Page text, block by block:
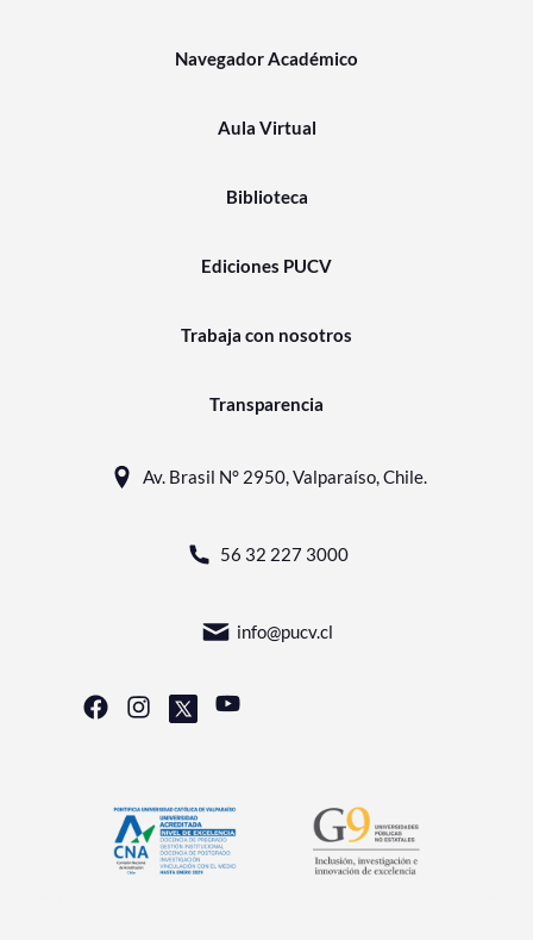
Navegador Académico
Aula Virtual
Biblioteca
Ediciones PUCV
Trabaja con nosotros
Transparencia
Av. Brasil N° 2950, Valparaíso, Chile.
56 32 227 3000
info@pucv.cl